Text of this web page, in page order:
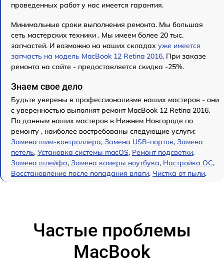
проведенных работ у нас имеется гарантия.
Минимальные сроки выполнения ремонта. Мы большая
сеть мастерских техники . Мы имеем более 20 тыс.
запчастей. И возможно на наших складах уже имеется
запчасть на модель MacBook 12 Retina 2016. При заказе
ремонта на сайте - предоставляется скидка -25%.
Знаем свое дело
Будьте уверены в профессионализме наших мастеров - они
с уверенностью выполнят ремонт MacBook 12 Retina 2016.
По данным наших мастеров в Нижнем Новгороде по
ремонту , наиболее востребованы следующие услуги:
Замена шим-контроллера, Замена USB-портов, Замена
петель, Установка системы macOS, Ремонт подсветки,
Замена шлейфа, Замена камеры ноутбука, Настройка ОС,
Восстановление после попадания влаги, Чистка от пыли.
Частые проблемы
MacBook